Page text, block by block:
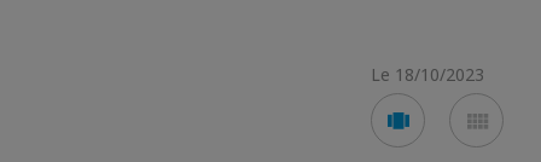
Le 18/10/2023
Voir
en
en